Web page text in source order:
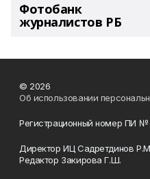
Фотобанк
журналистов РБ
© 2026
Об использовании
Регистрационный номер ПИ №
Директор ИЦ Садретдинов
Редактор Закирова Г.Ш.